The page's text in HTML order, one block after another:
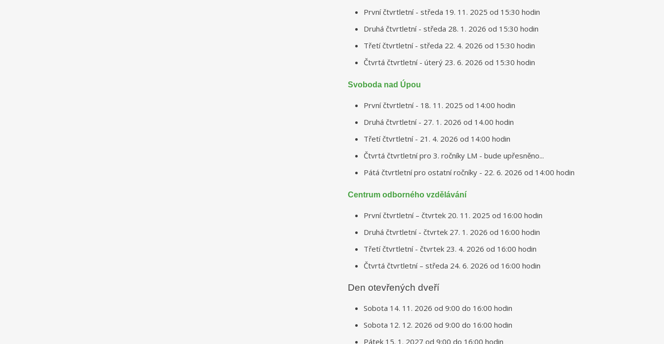
První čtvrtletní - středa 19. 11. 2025 od 15:30 hodin
Druhá čtvrtletní - středa 28. 1. 2026 od 15:30 hodin
Třetí čtvrtletní - středa 22. 4. 2026 od 15:30 hodin
Čtvrtá čtvrtletní - úterý 23. 6. 2026 od 15:30 hodin
Svoboda nad Úpou
První čtvrtletní - 18. 11. 2025 od 14:00 hodin
Druhá čtvrtletní - 27. 1. 2026 od 14.00 hodin
Třetí čtvrtletní - 21. 4. 2026 od 14:00 hodin
Čtvrtá čtvrtletní pro 3. ročníky LM - bude upřesněno...
Pátá čtvrtletní pro ostatní ročníky - 22. 6. 2026 od 14:00 hodin
Centrum odborného vzdělávání
První čtvrtletní – čtvrtek 20. 11. 2025 od 16:00 hodin
Druhá čtvrtletní - čtvrtek 27. 1. 2026 od 16:00 hodin
Třetí čtvrtletní - čtvrtek 23. 4. 2026 od 16:00 hodin
Čtvrtá čtvrtletní – středa 24. 6. 2026 od 16:00 hodin
Den otevřených dveří
Sobota 14. 11. 2026 od 9:00 do 16:00 hodin
Sobota 12. 12. 2026 od 9:00 do 16:00 hodin
Pátek 15. 1. 2027 od 9:00 do 16:00 hodin